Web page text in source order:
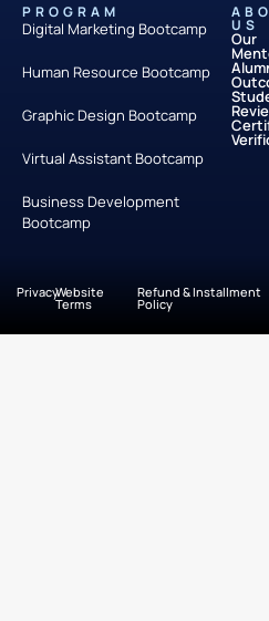
PROGRAM
Digital Marketing Bootcamp
Human Resource Bootcamp
Graphic Design Bootcamp
Virtual Assistant Bootcamp
Business Development
Bootcamp
US
Our
PrivacyWebsite
Terms
Refund & Installment
Policy